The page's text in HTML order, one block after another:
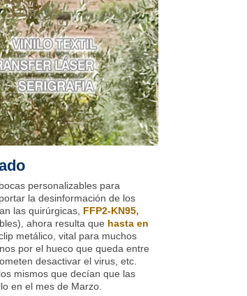
personalizables para
la desinformación de los
las quirúrgicas, FFP2-KN95,
ahora resulta que hasta en
metálico, vital para muchos
por el hueco que queda entre
desactivar el virus, etc.
mismos que decían que las
en el mes de Marzo.